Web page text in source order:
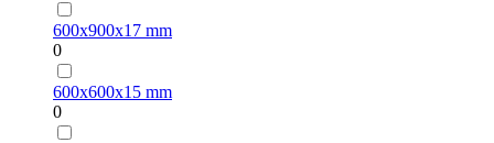
600х900х17 mm
0
600х600х15 mm
0